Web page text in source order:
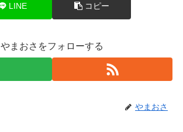
LINE コピー
やまおさをフォローする
やまおさ